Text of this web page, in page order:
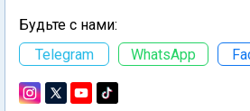
Будьте с нами:
Telegram
WhatsApp